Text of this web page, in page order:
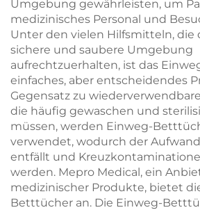
Umgebung gewährleisten, um
medizinisches Personal und
Unter den vielen Hilfsmitteln, die
sichere und saubere Umgebung
aufrechtzuerhalten, ist das
einfaches, aber entscheidendes
Gegensatz zu
die häufig gewaschen und
müssen, werden Einweg-
verwendet, wodurch der
entfällt und
werden. Mepro Medical, ein
medizinischer Produkte, bietet
Betttücher an. Die Einweg-